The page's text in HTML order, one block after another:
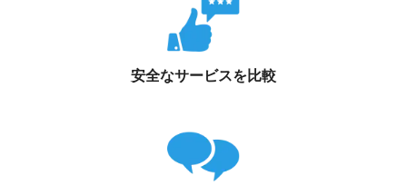
安全なサービスを比較